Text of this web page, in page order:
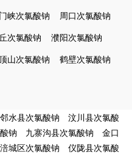
峡次氯酸钠
周口次氯酸钠
次氯酸钠
濮阳次氯酸钠
山次氯酸钠
鹤壁次氯酸钠
邻水县次氯酸钠
汶川县次氯酸
钠 九寨沟县次氯酸钠
金口
涪城区次氯酸钠
仪陇县次氯酸